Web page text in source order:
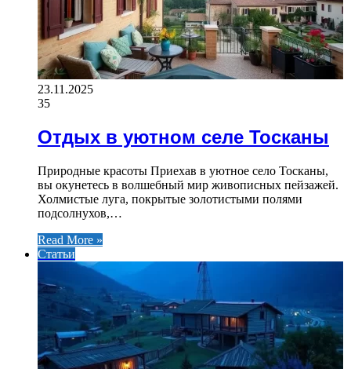
23.11.2025
35
Отдых в уютном селе Тосканы
Природные красоты Приехав в уютное село Тосканы,
вы окунетесь в волшебный мир живописных пейзажей.
Холмистые луга, покрытые золотистыми полями
подсолнухов,…
Read More »
Статьи